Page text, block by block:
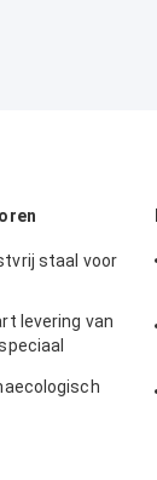
staal voor
levering van